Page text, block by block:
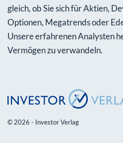
gleich, ob Sie sich für Aktien,
Optionen, Megatrends oder
Unsere erfahrenen Analysten
Vermögen zu verwandeln.
© 2026 - Investor Verlag